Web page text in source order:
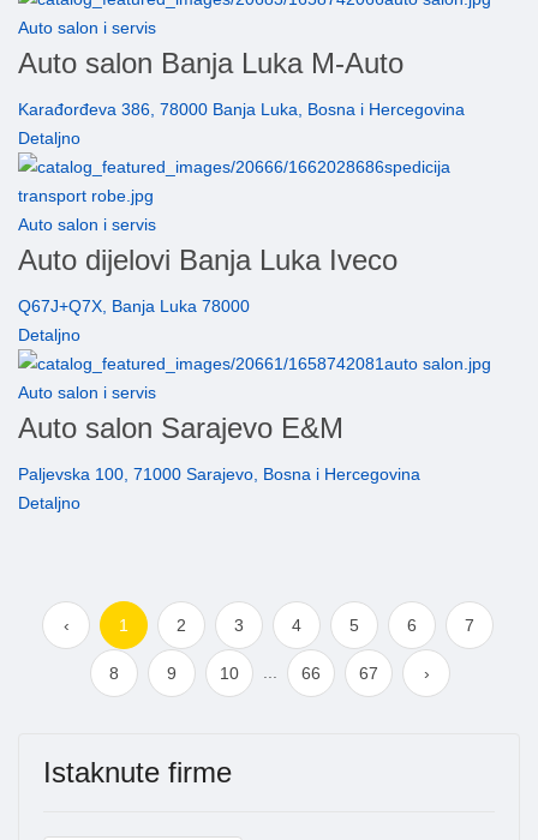
Auto salon i servis
Auto salon Banja Luka M-Auto
Karađorđeva 386, 78000 Banja Luka, Bosna i Hercegovina
Detaljno
Auto salon i servis
Auto dijelovi Banja Luka Iveco
Q67J+Q7X, Banja Luka 78000
Detaljno
Auto salon i servis
Auto salon Sarajevo E&M
Paljevska 100, 71000 Sarajevo, Bosna i Hercegovina
Detaljno
‹ 1 2 3 4 5 6 7
8 9 10 ... 66 67 ›
Istaknute firme